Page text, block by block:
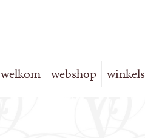
welkom webshop winkels